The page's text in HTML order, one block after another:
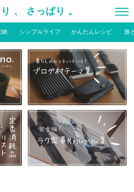
、 さっぱり 。
納 シンプルライフ かんたんレシピ 旅